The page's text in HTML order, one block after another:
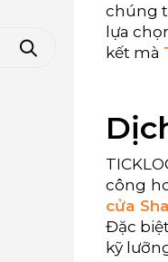
chúng
lựa
kết mà
công
cửa
Đặc
kỹ